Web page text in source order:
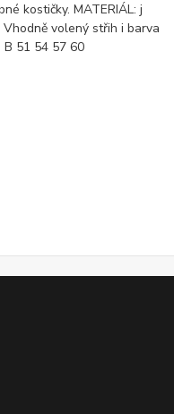
kostičky. MATERIÁL: j
volený střih i barva
B 51 54 57 60